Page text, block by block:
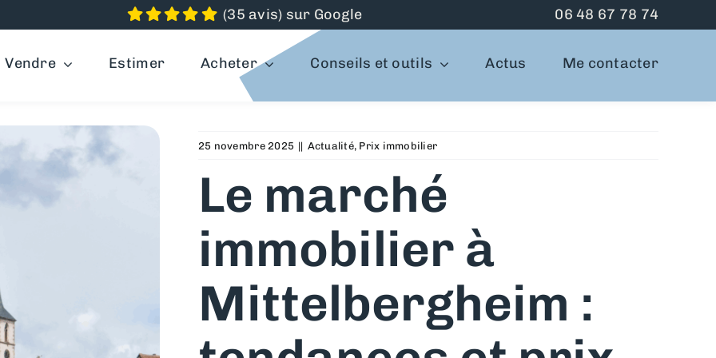
(35 avis) sur Google 06 48 67 78 74
Vendre Estimer Acheter Conseils et outils Actus Me contacter
25 novembre 2025 || Actualité, Prix immobilier
Le marché
immobilier à
Mittelbergheim :